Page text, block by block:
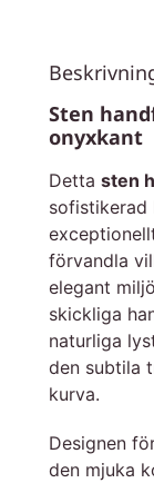
Sten
onyxkant
Detta sten
sofistikerad
förvandla
elegant
skickliga
naturliga
den subtila
kurva.
Designen
den mjuka